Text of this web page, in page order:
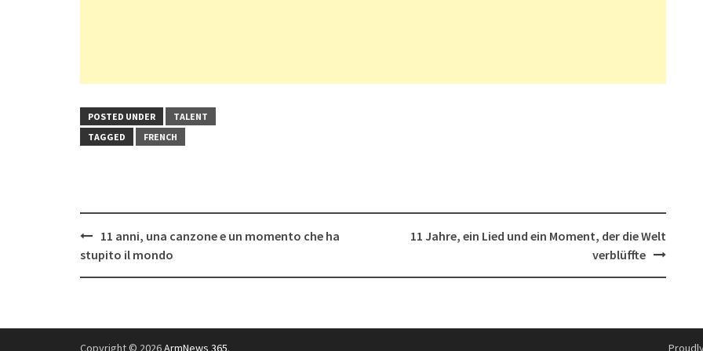
POSTED UNDER
TALENT
TAGGED
FRENCH
Post
navigation
11 anni, una canzone e un momento che ha
stupito il mondo
11 Jahre, ein Lied und ein Moment, der die Welt
verblüffte
Copyright © 2026ArmNews 365.